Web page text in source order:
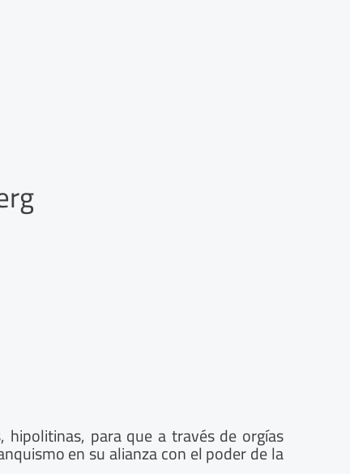
hipolitinas, para que a través de orgías
en su alianza con el poder de la